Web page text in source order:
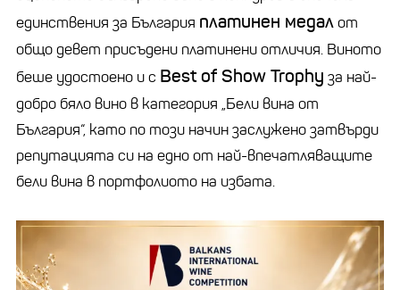
единствения за България платинен медалот
общо девет присъдени платинени отличия. Виното
беше удостоено и с Best of Show Trophy за най-
добро бяло вино в категория „Бели вина от
България“, като по този начин заслужено затвърди
репутацията си на едно от най-впечатляващите
бели вина в портфолиото на избата.